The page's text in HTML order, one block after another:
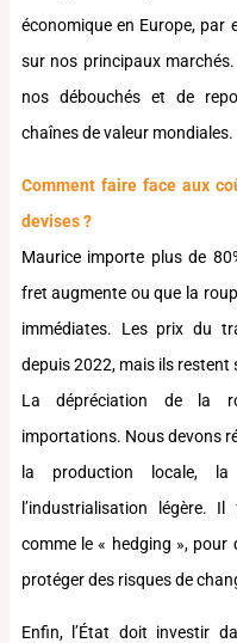
économique en Europe, par
sur nos principaux
nos débouchés et de
chaînes de valeur mondiales.
Comment faire face aux
devises ?
Maurice importe plus de
fret augmente ou que la
immédiates. Les prix du
depuis 2022, mais ils restent
La dépréciation de la
importations. Nous devons
la production locale, la
l’industrialisation légère.
comme le « hedging », pour
protéger des risques de
Enfin, l’État doit investir